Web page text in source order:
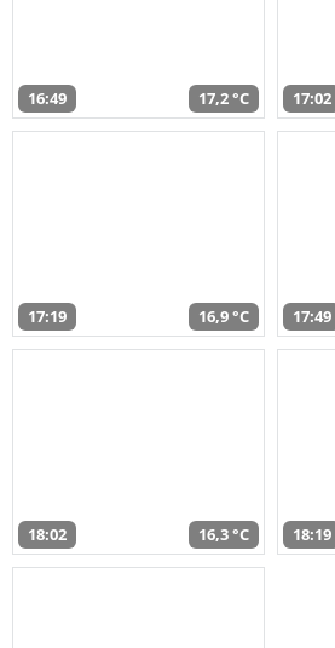
16:49 17,2 °C 17:02
17:19 16,9 °C 17:49
18:02 16,3 °C 18:19